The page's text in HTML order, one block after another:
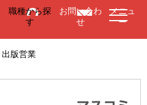
職種から探
す
お問い合わ
せ
メニュ
ー
出版営業